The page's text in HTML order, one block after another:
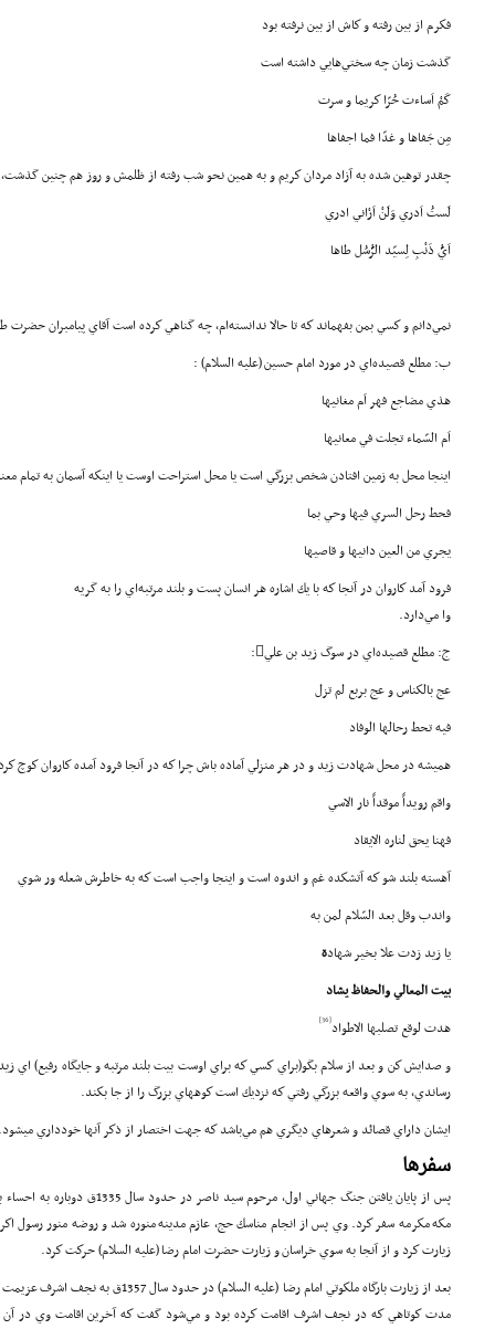
فكرم از بين رفته و كاش از بين نرفته بود
گذشت زمان چه سختي‌هايي داشته است
كَمْ اَساءت حُرّا كريما و سرت
مِن جَفاها و غدّا فما اجفاها
چقدر توهين شده به آزاد مردان كريم و به همين نحو شب رفته از ظلمش و روز هم چنين
لَستُ اَدري وَلَنْ اَرْاني ادري
اَيُّ ذَنْبِ لِسيّد الرُّسُل طاها
نمي‌دانم و كسي بمن بفهماند كه تا حالا ندانسته‌ام، چه گناهي كرده است آقاي پيامبران حضرت
ب: مطلع قصيده‌اي در مورد امام حسين (علیه السلام) :
هذي مضاجع فهر اَم مغانيها
اَم السّماء تجلت في معانيها
اينجا محل به زمين افتادن شخص بزرگي است يا محل استراحت اوست يا اينكه آسمان به تمام
فحط رحل السري فيها وحي بما
يجري من العين دانيها و قاصيها
فرود آمد كاروان در آنجا كه با يك اشاره هر انسان پست و بلند مرتبه‌اي را به گريه
وا مي‌دارد.
ج: مطلع قصيده‌اي در سوگ زيد بن علي:
عج بالكناس و عج بربع لم تزل
فيه تحط رحالها الوفاد
هميشه در محل شهادت زيد و در هر منزلي آماده باش چرا كه در آنجا فرود آمده كاروان كوچ
واقم رويداً موقداً نار الاسي
فهنا يحق لناره الايقاد
آهسته بلند شو كه آتشكده غم و اندوه است و اينجا واجب است كه به خاطرش شعله ور شوي
واندب وقل بعد السّلام لمن به
يا زيد زدت علا بخير شهادة
بيت المعالي والحفاظ يشاد
هدت لوقع تصلبها الاطواد[36]
و صدايش كن و بعد از سلام بگو(براي كسي كه براي اوست بيت بلند مرتبه و جايگاه رفيع) اي
رساندي، به سوي واقعه بزرگي رفتي كه نزديك است كوههاي بزرگ را از جا بكند.
ايشان داراي قصائد و شعرهاي ديگري هم مي‌باشد كه جهت اختصار از ذكر آنها خودداري
سفرها
پس از پايان يافتن جنگ جهاني اول، مرحوم سيد ناصر در حدود سال 1335ق دوباره به احساء بازگشت
مكه مكرمه سفر كرد. وي پس از انجام مناسك حج، عازم مدينه منوره شد و روضه منور رسول
زيارت كرد و از آنجا به سوي خراسان و زيارت حضرت امام رضا (علیه السلام) حركت كرد.
بعد از زيارت بارگاه ملكوتي امام رضا (علیه
مدت كوتاهي كه در نجف اشرف اقامت كرده بود و مي‌شود گفت كه آخرين اقامت وي در آن